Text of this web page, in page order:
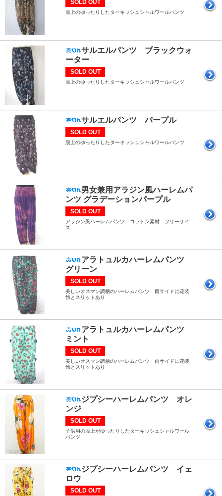
SOLD OUT
股上のゆったりしたターキッシュシャルワールパンツ
サルエルパンツ ブラックウォ
ーター
SOLD OUT
股上のゆったりしたターキッシュシャルワールパンツ
サルエルパンツ パープル
SOLD OUT
股上のゆったりしたターキッシュシャルワールパンツ
男女兼用アラジン風ハーレムパ
ンツ グラデーションパープル
SOLD OUT
アラジン風ハーレムパンツ コットン素材 フリーサイ
ズ
アラトュルカハーレムパンツ
グリーン
SOLD OUT
美しいオスマン調柄のハーレムパンツ 両サイドに花装
飾とスリットあり
アラトュルカハーレムパンツ
ミント
SOLD OUT
美しいオスマン調柄のハーレムパンツ 両サイドに花装
飾とスリットあり
ジプシーハーレムパンツ オレ
ンジ
SOLD OUT
子供用の股上がゆったりしたターキッシュシャルワール
パンツ
ジプシーハーレムパンツ イェ
ロウ
SOLD OUT